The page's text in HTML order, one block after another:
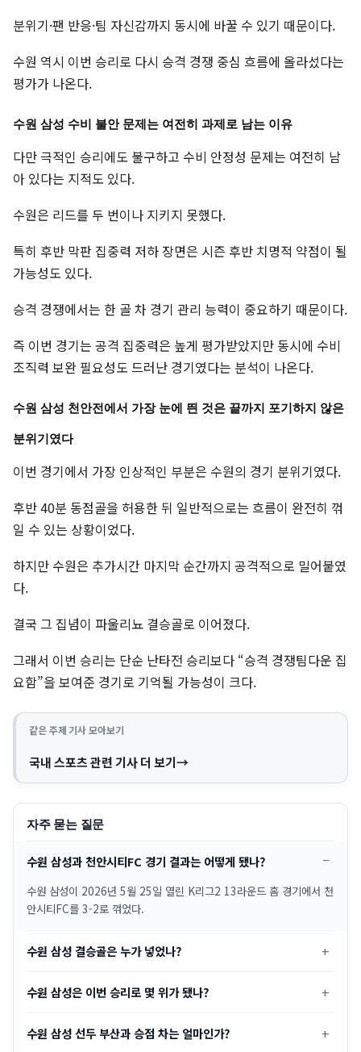
분위기·팬 반응·팀 자신감까지 동시에 바꿀 수 있기 때문이다.
수원 역시 이번 승리로 다시 승격 경쟁 중심 흐름에 올라섰다는
평가가 나온다.
수원 삼성 수비 불안 문제는 여전히 과제로 남는 이유
다만 극적인 승리에도 불구하고 수비 안정성 문제는 여전히 남
아 있다는 지적도 있다.
수원은 리드를 두 번이나 지키지 못했다.
특히 후반 막판 집중력 저하 장면은 시즌 후반 치명적 약점이 될
가능성도 있다.
승격 경쟁에서는 한 골 차 경기 관리 능력이 중요하기 때문이다.
즉 이번 경기는 공격 집중력은 높게 평가받았지만 동시에 수비
조직력 보완 필요성도 드러난 경기였다는 분석이 나온다.
수원 삼성 천안전에서 가장 눈에 띈 것은 끝까지 포기하지 않은
분위기였다
이번 경기에서 가장 인상적인 부분은 수원의 경기 분위기였다.
후반 40분 동점골을 허용한 뒤 일반적으로는 흐름이 완전히 꺾
일 수 있는 상황이었다.
하지만 수원은 추가시간 마지막 순간까지 공격적으로 밀어붙였
다.
결국 그 집념이 파울리뇨 결승골로 이어졌다.
그래서 이번 승리는 단순 난타전 승리보다 “승격 경쟁팀다운 집
요함”을 보여준 경기로 기억될 가능성이 크다.
같은 주제 기사 모아보기
국내 스포츠 관련 기사 더 보기
자주 묻는 질문
수원 삼성과 천안시티FC 경기 결과는 어떻게 됐나?
수원 삼성이 2026년 5월 25일 열린 K리그2 13라운드 홈 경기에서 천
안시티FC를 3-2로 꺾었다.
수원 삼성 결승골은 누가 넣었나?
수원 삼성은 이번 승리로 몇 위가 됐나?
수원 삼성 선두 부산과 승점 차는 얼마인가?